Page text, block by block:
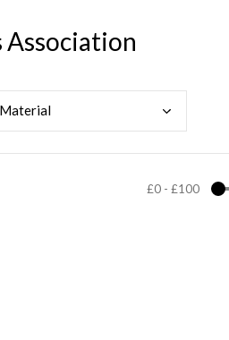
Material
£0- £100